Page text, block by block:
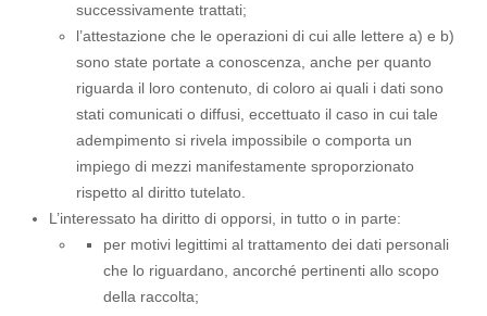
successivamente trattati;
l’attestazione che le operazioni di cui alle lettere a) e b)
sono state portate a conoscenza, anche per quanto
riguarda il loro contenuto, di coloro ai quali i dati sono
stati comunicati o diffusi, eccettuato il caso in cui tale
adempimento si rivela impossibile o comporta un
impiego di mezzi manifestamente sproporzionato
rispetto al diritto tutelato.
L’interessato ha diritto di opporsi, in tutto o in parte:
per motivi legittimi al trattamento dei dati personali
che lo riguardano, ancorché pertinenti allo scopo
della raccolta;